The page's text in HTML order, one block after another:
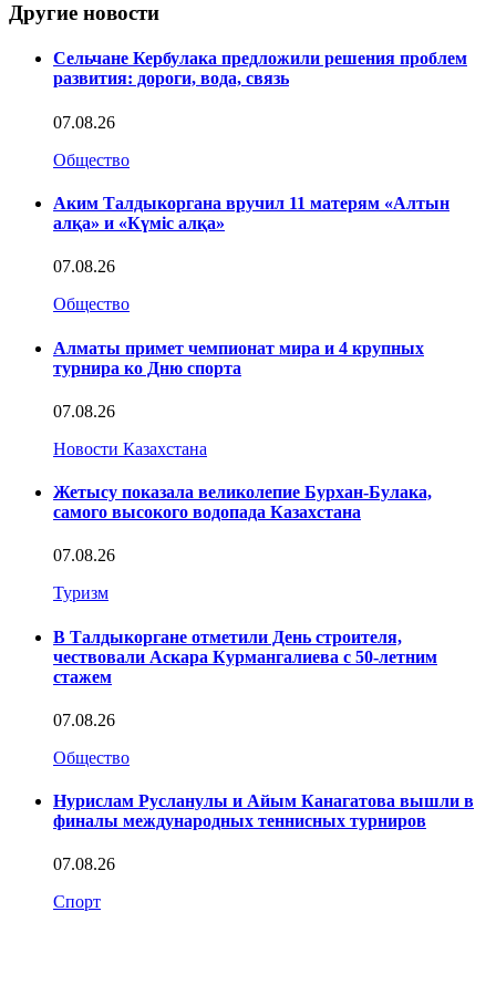
Другие новости
Сельчане Кербулака предложили решения проблем
развития: дороги, вода, связь
07.08.26
Общество
Аким Талдыкоргана вручил 11 матерям «Алтын
алқа» и «Күміс алқа»
07.08.26
Общество
Алматы примет чемпионат мира и 4 крупных
турнира ко Дню спорта
07.08.26
Новости Казахстана
Жетысу показала великолепие Бурхан-Булака,
самого высокого водопада Казахстана
07.08.26
Туризм
В Талдыкоргане отметили День строителя,
чествовали Аскара Курмангалиева с 50-летним
стажем
07.08.26
Общество
Нурислам Русланулы и Айым Канагатова вышли в
финалы международных теннисных турниров
07.08.26
Спорт